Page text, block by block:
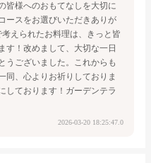
皆様へのおもてなしを大切に
ースをお選びいただきありが
考えられたお料理は、きっと皆
す！ 改めまして、大切な一日
うございました。 これからも
同、心よりお祈りしておりま
しております！ ガーデンテラ
2026-03-20 18:25:47.0